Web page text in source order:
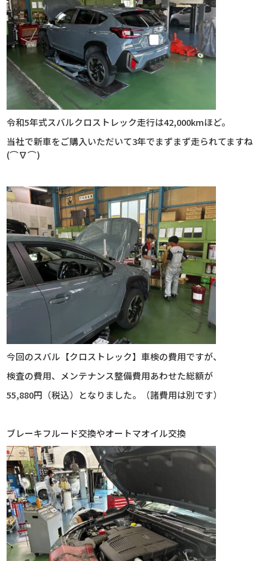
令和5年式スバルクロストレック走行は42,000kmほど。
当社で新車をご購入いただいて3年でまずまず走られてますね
(⌒∇⌒)
今回のスバル【クロストレック】車検の費用ですが、
検査の費用、メンテナンス整備費用あわせた総額が
55,880円（税込）となりました。（諸費用は別です）
ブレーキフルード交換やオートマオイル交換